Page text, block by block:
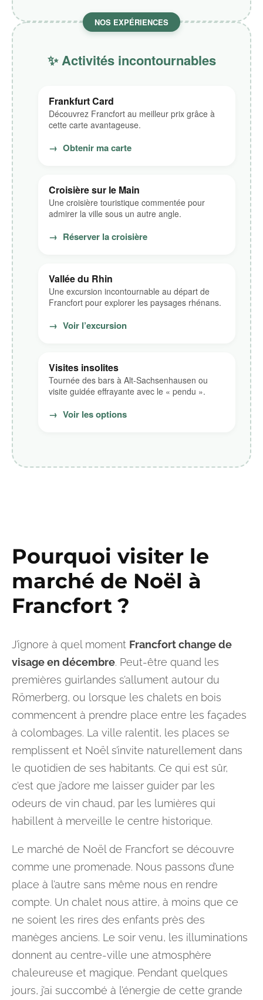
NOS EXPÉRIENCES
✨ Activités incontournables
Frankfurt Card
Découvrez Francfort au meilleur prix grâce à
cette carte avantageuse.
→ Obtenir ma carte
Croisière sur le Main
Une croisière touristique commentée pour
admirer la ville sous un autre angle.
→ Réserver la croisière
Vallée du Rhin
Une excursion incontournable au départ de
Francfort pour explorer les paysages rhénans.
→ Voir l’excursion
Visites insolites
Tournée des bars à Alt-Sachsenhausen ou
visite guidée effrayante avec le « pendu ».
→ Voir les options
Pourquoi visiter le
marché de Noël à
Francfort ?
J’ignore à quel moment Francfort change de
visage en décembre. Peut-être quand les
premières guirlandes s’allument autour du
Römerberg, ou lorsque les chalets en bois
commencent à prendre place entre les façades
à colombages. La ville ralentit, les places se
remplissent et Noël s’invite naturellement dans
le quotidien de ses habitants. Ce qui est sûr,
c’est que j’adore me laisser guider par les
odeurs de vin chaud, par les lumières qui
habillent à merveille le centre historique.
Le marché de Noël de Francfort se découvre
comme une promenade. Nous passons d’une
place à l’autre sans même nous en rendre
compte. Un chalet nous attire, à moins que ce
ne soient les rires des enfants près des
manèges anciens. Le soir venu, les illuminations
donnent au centre-ville une atmosphère
chaleureuse et magique. Pendant quelques
jours, j’ai succombé à l’énergie de cette grande